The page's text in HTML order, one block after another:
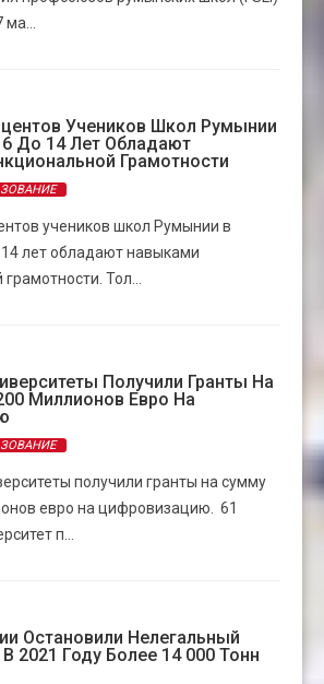
Учеников Школ Румынии
6 До 14 Лет Обладают
Грамотности
учеников школ Румынии в
14 лет обладают навыками
Тол...
Получили Гранты На
Миллионов Евро На
получили гранты на сумму
евро на цифровизацию. 61
п...
Остановили Нелегальный
2021 Году Более 14 000 Тонн